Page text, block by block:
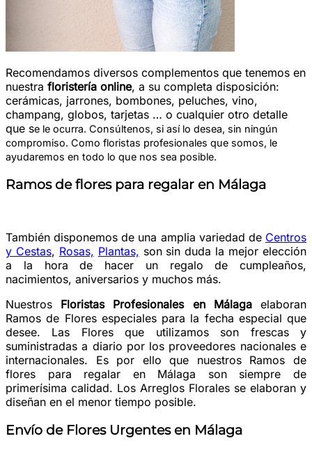
Recomendamos diversos complementos que tenemos en
nuestra floristería online, a su completa disposición:
cerámicas, jarrones, bombones, peluches, vino,
champang, globos, tarjetas … o cualquier otro detalle
que se le ocurra. Consúltenos, si así lo desea, sin ningún
compromiso. Como floristas profesionales que somos, le
ayudaremos en todo lo que nos sea posible.
Ramos de flores para regalar en Málaga
También disponemos de una amplia variedad de Centros
y Cestas, Rosas, Plantas, son sin duda la mejor elección
a la hora de hacer un regalo de cumpleaños,
nacimientos, aniversarios y muchos más.
Nuestros Floristas Profesionales en Málagaelaboran
Ramos de Flores especiales para la fecha especial que
desee. Las Flores que utilizamos son frescas y
suministradas a diario por los proveedores nacionales e
internacionales. Es por ello que nuestros Ramos de
flores para regalar en Málaga son siempre de
primerísima calidad. Los Arreglos Florales se elaboran y
diseñan en el menor tiempo posible.
Envío de Flores Urgentes en Málaga